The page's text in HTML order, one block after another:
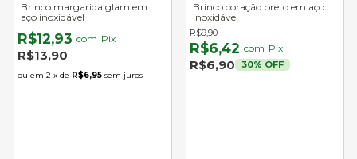
Brinco margarida glam em
aço inoxidável
R$12,93 com Pix
R$13,90
2 x de R$6,95 sem juros
Brinco coração preto em aço
inoxidável
R$9,90
R$6,42 com Pix
R$6,90 30% OFF